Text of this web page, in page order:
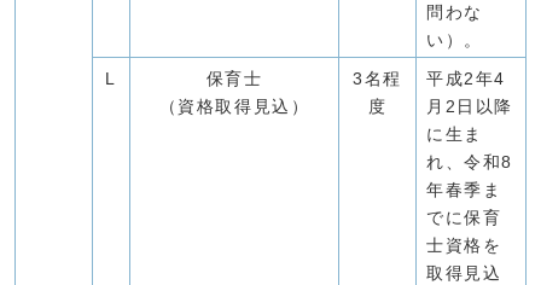
問わな
い）。
L
保育士
（資格取得見込）
3名程
度
平成2年4
月2日以降
に生ま
れ、令和8
年春季ま
でに保育
士資格を
取得見込